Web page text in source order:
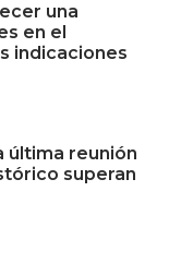
una
en el
indicaciones
última reunión
superan